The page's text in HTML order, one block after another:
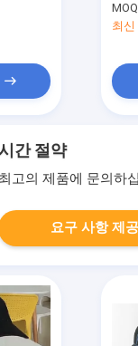
실
최신
간 절약
최고의 제품에 문의하
요구 사항 제공